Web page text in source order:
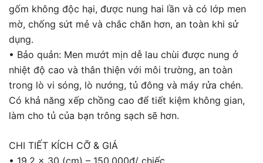
gốm không độc hại, được nung hai lần và có lớp men
mờ, chống sứt mẻ và chắc chăn hơn, an toàn khi sử
dụng.
• Bảo quản: Men mướt mịn dễ lau chùi được nung ở
nhiệt độ cao và thân thiện với môi trường, an toàn
trong lò vi sóng, lò nướng, tủ đông và máy rửa chén.
Có khả năng xếp chồng cao để tiết kiệm không gian,
làm cho tủ của bạn trông sạch sẽ hơn.
CHI TIẾT KÍCH CỠ & GIÁ
• 19.2 x 30 (cm) – 150.000đ/ chiếc